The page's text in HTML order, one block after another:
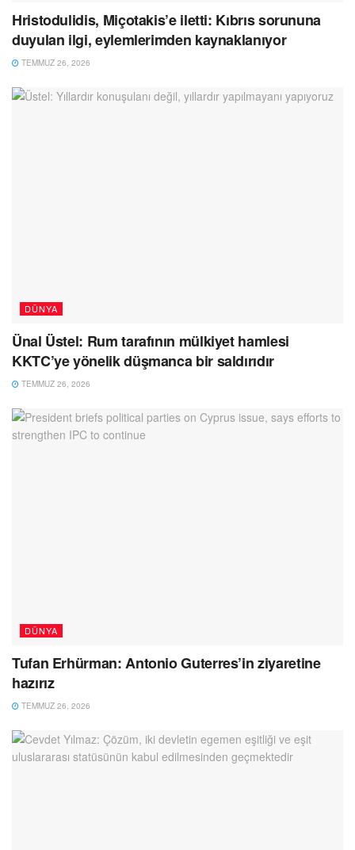
Hristodulidis, Miçotakis’e iletti: Kıbrıs sorununa
duyulan ilgi, eylemlerimden kaynaklanıyor
TEMMUZ 26, 2026
DÜNYA
Ünal Üstel: Rum tarafının mülkiyet hamlesi
KKTC’ye yönelik düşmanca bir saldırıdır
TEMMUZ 26, 2026
DÜNYA
Tufan Erhürman: Antonio Guterres’in ziyaretine
hazırız
TEMMUZ 26, 2026